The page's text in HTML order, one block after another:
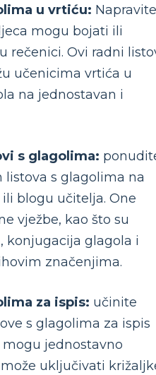
u vrtiću: Napravite
mogu bojati ili
rečenici. Ovi radni
učenicima vrtića u
na jednostavan i
s glagolima:
s glagolima na
blogu učitelja. One
vježbe, kao što su
konjugacija glagola i
značenjima.
za ispis: učinite
s glagolima za ispis
jednostavno
uključivati